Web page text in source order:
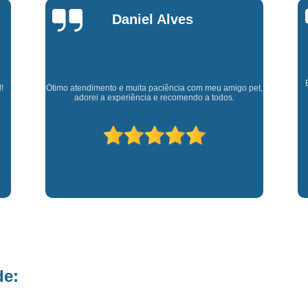
Microchip para Cães
Microchipagem para Cachorro São
Ozonioterapia em Cães
Marly Rosa
Experiência muito boa, trata meus animaizinhos super
bem além de ter ótimos doutores que estão sempre
disponíveis para retirar dúvidas.